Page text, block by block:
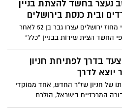
והותקף באלימות קשה. שני החשודים
נעצרו ומעצרם הוארך עד 19.11 כחלק מחקירה
נעצר בחשד להצתת בניין
ובית כנסת בירושלים
שוטרי מחוז ירושלים עצרו גבר בן 52 לאחר
החשד הצית שידות בבניין “כלל”
העיר ולאחר מכן גרם לנזק ולהצתה
סמוך. מצית נמצאה על גופו,
תבקש המשטרה להאריך את מעצרו
בדרך לפתיחת חניון
יוצא לדרך
של חניון שז"ר החדש, אחד ממוקדי
המרכזיים בישראל, הולכת
במהלך חודש נובמבר יבוצעו